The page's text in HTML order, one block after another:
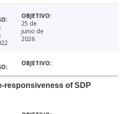
25 de
junio de
2026
responsiveness of SDP